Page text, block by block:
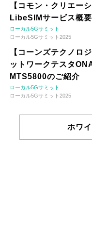
【コモン・クリエー
LibeSIMサービス概要
ローカル5Gサミット
ローカル5Gサミット2025
【コーンズテクノ
ットワークテスタ
MTS5800のご紹介
ローカル5Gサミット
ローカル5Gサミット2025
ホワ